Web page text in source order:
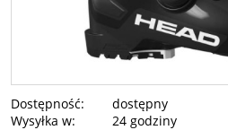
Dostępność:
dostępny
Wysyłka w:
24 godziny